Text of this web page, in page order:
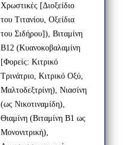
Χρωστικές [Διοξείδιο
του Τιτανίου, Οξείδια
του Σιδήρου]), Βιταμίνη
Β12 (Κυανοκοβαλαμίνη
[Φορείς: Κιτρικό
Τρινάτριο, Κιτρικό Οξύ,
Μαλτοδεξτρίνη), Νιασίνη
(ως Νικοτιναμίδη),
Θιαμίνη (Βιταμίνη Β1 ως
Μονονιτρική),